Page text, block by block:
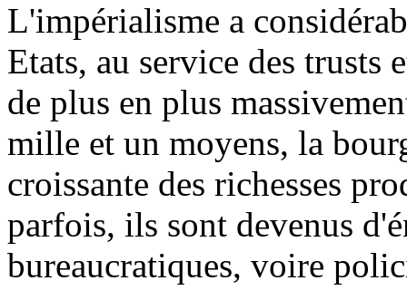
L'impérialisme a
Etats, au service des trusts
de plus en plus
mille et un moyens, la
croissante des richesses
parfois, ils sont devenus
bureaucratiques, voire